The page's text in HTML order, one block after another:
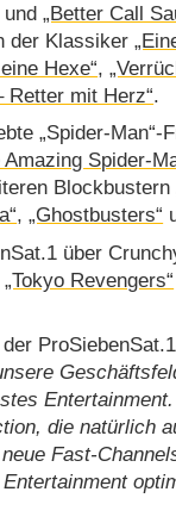
und„Better Call
der Klassiker
Hexe“,
Retter mit Herz“.
„Spider-
Amazing Spider-
Blockbustern
,„Ghostbusters“
über
„Tokyo Revengers“
die natürlich
Fast-